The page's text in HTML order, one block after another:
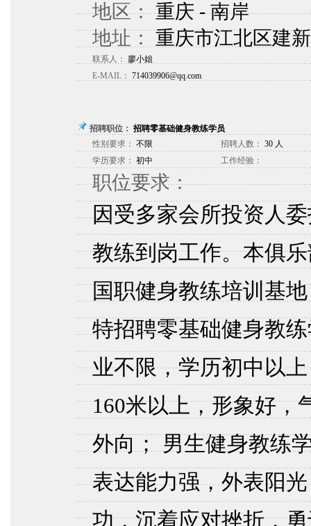
地区：重庆 - 南岸
地址：重庆市江北区建
联系人：
廖小姐
E-MAIL： 714039906@qq.com
招聘职位： 招聘零基础健身教练学员
性别要求： 不限 招聘人数： 30 人
学历要求： 初中 工作经验：
职位要求：
因受多家会所投资人
教练到岗工作。本俱
国职健身教练培训基
特招聘零基础健身教
业不限，学历初中以
160米以上，形象好，
外向； 男生健身教练
表达能力强，外表阳
功，沉着应对挫折，